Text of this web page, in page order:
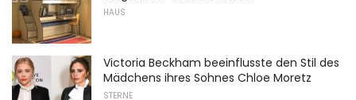
HAUS
Victoria Beckham beeinflusste den Stil des
Mädchens ihres Sohnes Chloe Moretz
STERNE